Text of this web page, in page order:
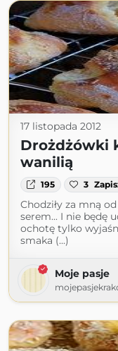
17 listopada 2012
Drożdżówki
wanilią
195 3
Chodziły za mną
serem... I nie będę
ochotę tylko
smaka (...)
Moje pasje